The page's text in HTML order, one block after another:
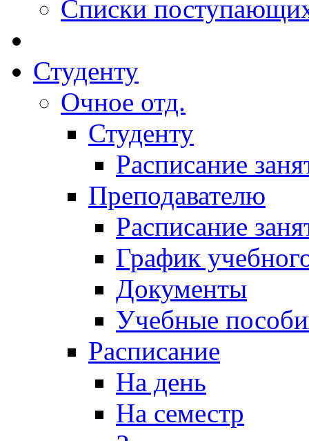
Списки
Студенту
Очное отд.
Студенту
Расписание
Преподавателю
Расписание
График
Документы
Учебные
Расписание
На день
На семестр